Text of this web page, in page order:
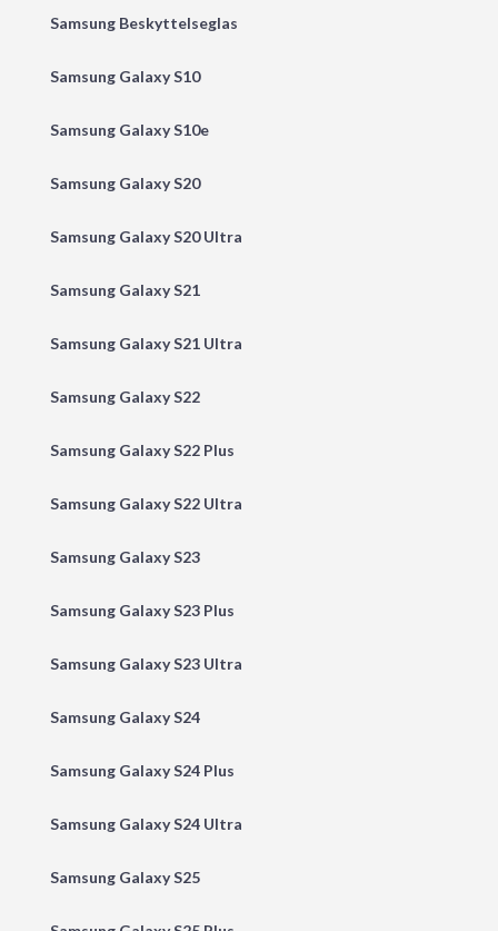
Samsung Beskyttelseglas
Samsung Galaxy S10
Samsung Galaxy S10e
Samsung Galaxy S20
Samsung Galaxy S20 Ultra
Samsung Galaxy S21
Samsung Galaxy S21 Ultra
Samsung Galaxy S22
Samsung Galaxy S22 Plus
Samsung Galaxy S22 Ultra
Samsung Galaxy S23
Samsung Galaxy S23 Plus
Samsung Galaxy S23 Ultra
Samsung Galaxy S24
Samsung Galaxy S24 Plus
Samsung Galaxy S24 Ultra
Samsung Galaxy S25